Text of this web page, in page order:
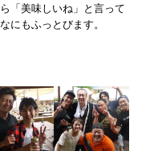
「美味しいね」と言って
にもふっとびます。